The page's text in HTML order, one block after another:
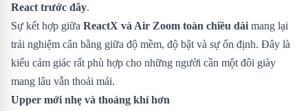
React trước đây.
Sự kết hợp giữa ReactX và Air Zoom toàn chiều dài mang lại
trải nghiệm cân bằng giữa độ mềm, độ bật và sự ổn định. Đây là
kiểu cảm giác rất phù hợp cho những người cần một đôi giày
mang lâu vẫn thoải mái.
Upper mới nhẹ và thoáng khí hơn